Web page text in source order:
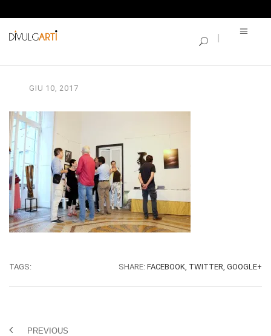
GIU 10, 2017
TAGS: SHARE: FACEBOOK, TWITTER, GOOGLE+
PREVIOUS